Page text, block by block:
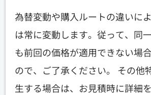
為替変動や購入ルートの違いに
は常に変動します。従って、同
も前回の価格が適用できない場
ので、ご了承ください。 その他
生する場合は、お見積時に詳細